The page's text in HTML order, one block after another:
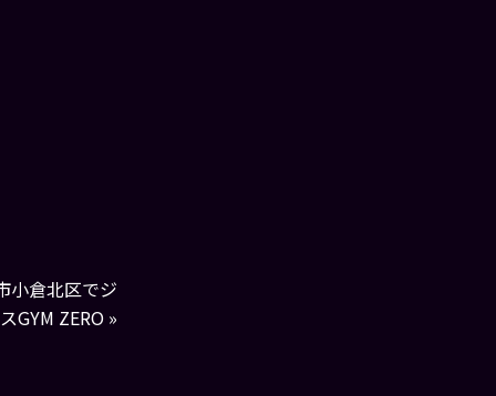
小倉北区でジ
GYM ZERO »